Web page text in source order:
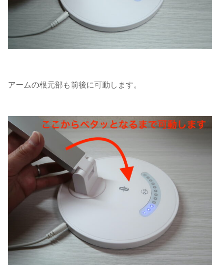
アームの根元部も前後に可動します。